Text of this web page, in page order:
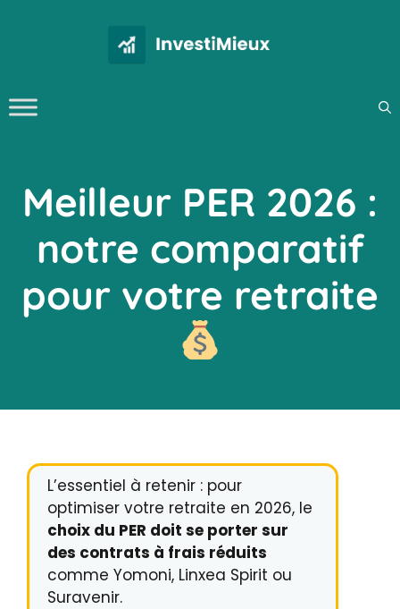
Meilleur PER 2026 :
notre comparatif
pour votre retraite
L’essentiel à retenir : pour
optimiser votre retraite en 2026, le
choix du PER doit se porter sur
des contrats à frais réduits
comme Yomoni, Linxea Spirit ou
Suravenir.